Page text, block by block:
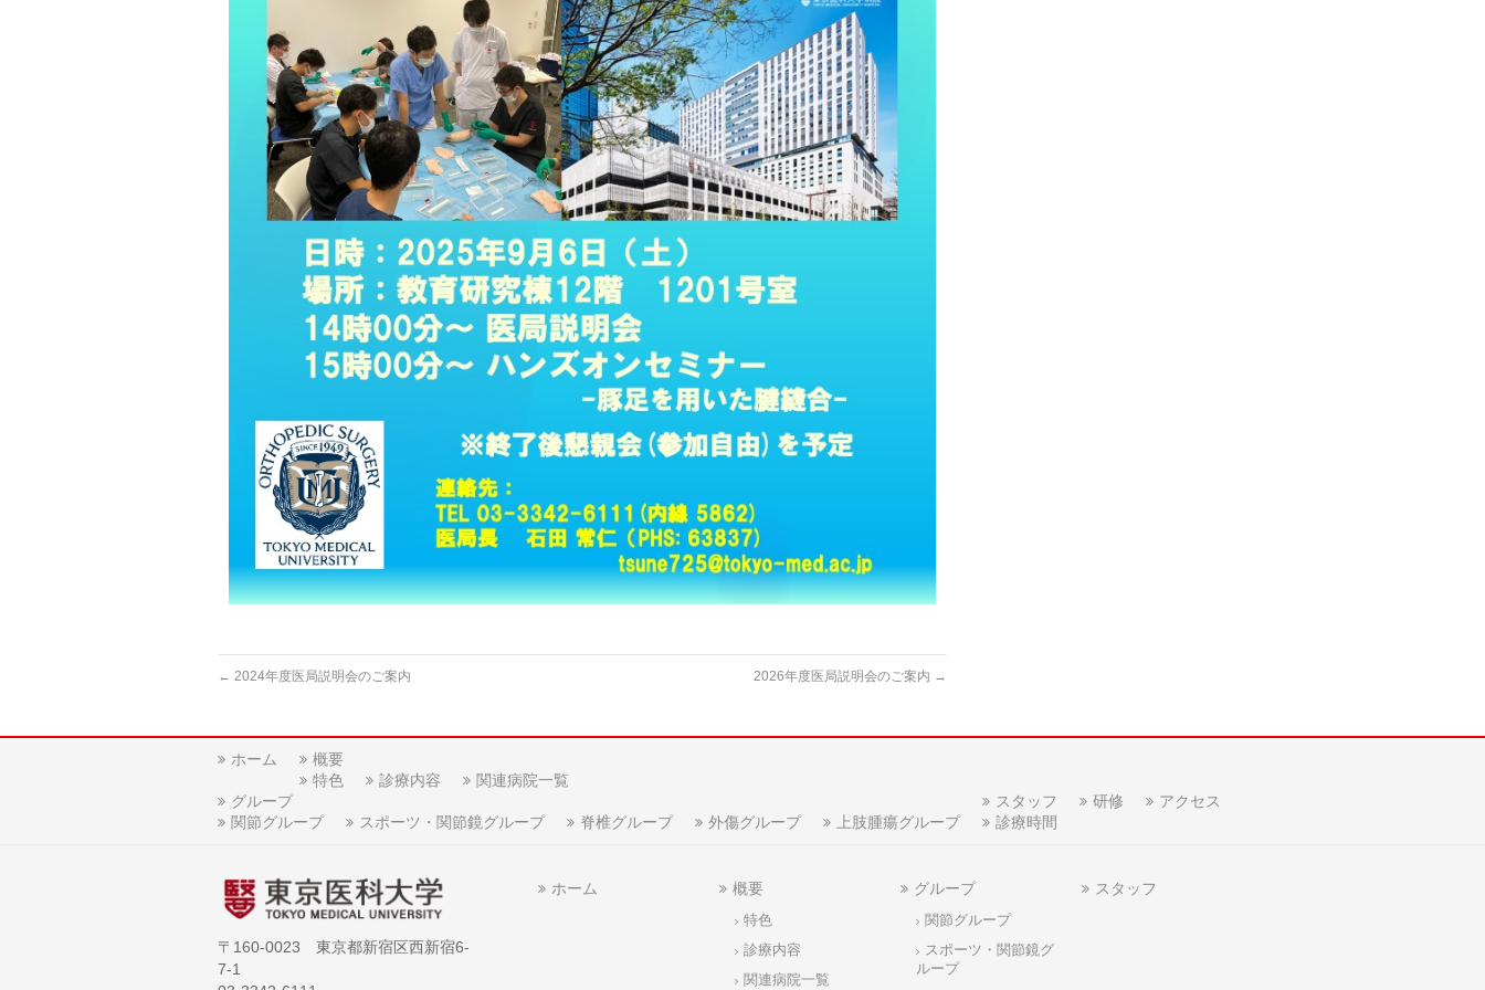
← 2024年度医局説明会のご案内 2026年度医局説明会のご案内 →
ホーム
概要
特色
診療内容
関連病院一覧
グループ
関節グループ
スポーツ・関節鏡グループ 脊椎グループ 外傷グループ 上肢腫瘍グループ
スタッフ 研修
アクセス
診療時間
〒160-0023 東京都新宿区西新宿6-
7-1
ホーム 概要
特色
診療内容
関連病院一覧
グループ
関節グループ
スポーツ・関節鏡グ
ループ
スタッフ